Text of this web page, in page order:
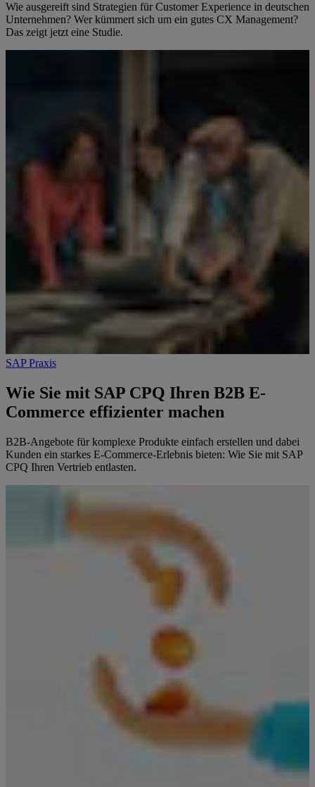
Wie ausgereift sind Strategien für Customer Experience in deutschen
Unternehmen? Wer kümmert sich um ein gutes CX Management?
Das zeigt jetzt eine Studie.
SAP Praxis
Wie Sie mit SAP CPQ Ihren B2B E-
Commerce effizienter machen
B2B-Angebote für komplexe Produkte einfach erstellen und dabei
Kunden ein starkes E-Commerce-Erlebnis bieten: Wie Sie mit SAP
CPQ Ihren Vertrieb entlasten.